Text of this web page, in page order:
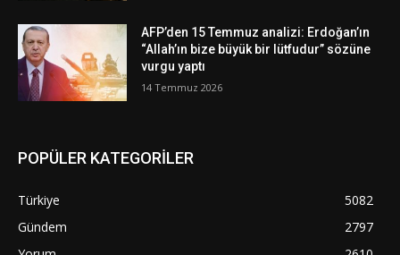
AFP’den 15 Temmuz analizi: Erdoğan’ın
“Allah’ın bize büyük bir lütfudur” sözüne
vurgu yaptı
14 Temmuz 2026
POPÜLER KATEGORİLER
Türkiye
5082
Gündem
2797